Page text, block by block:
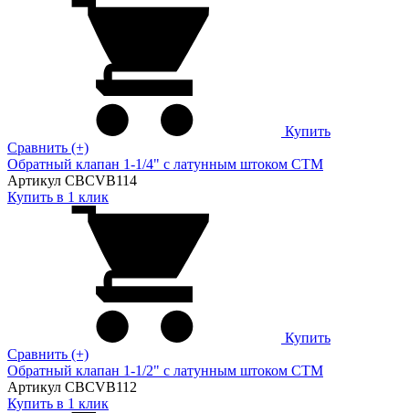
Купить
Сравнить (+)
Обратный клапан 1-1/4" с латунным штоком CTM
Артикул CBCVB114
Купить в 1 клик
Купить
Сравнить (+)
Обратный клапан 1-1/2" с латунным штоком CTM
Артикул CBCVB112
Купить в 1 клик